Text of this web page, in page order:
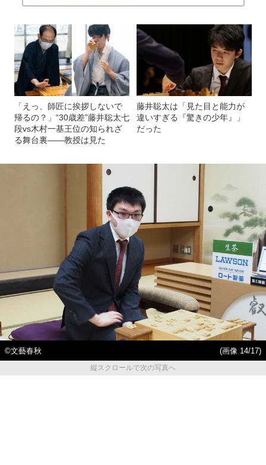
「えっ、師匠に挨拶しないで
帰るの？」“30歳差”藤井聡太七
段vs木村一基王位の知られざ
る舞台裏――教授は見た
藤井聡太は「見た目と能力が
違いすぎる『驚きの少年』」
だった
©文藝春秋
(画像 14/17)
縦スクロールで次の写真へ